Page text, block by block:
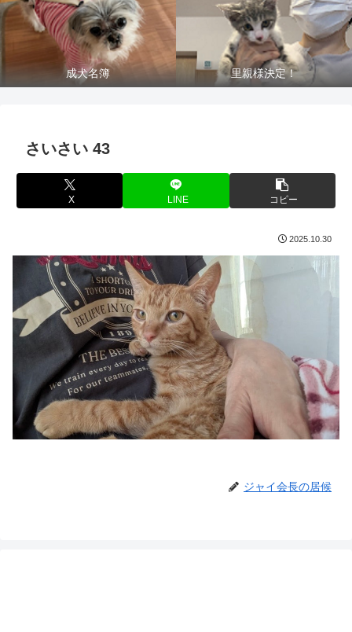
成犬名簿 里親様決定！
さいさい 43
X LINE コピー
2025.10.30
ジャイ会長の居候